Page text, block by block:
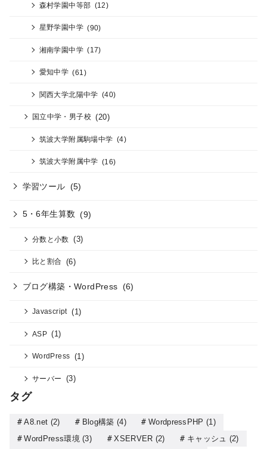
森村学園中等部 (12)
星野学園中学 (90)
湘南学園中学 (17)
愛知中学 (61)
関西大学北陽中学 (40)
国立中学・男子校 (20)
筑波大学附属駒場中学 (4)
筑波大学附属中学 (16)
学習ツール (5)
5・6年生算数 (9)
分数と小数 (3)
比と割合 (6)
ブログ構築・WordPress (6)
Javascript (1)
ASP (1)
WordPress (1)
サーバー (3)
タグ
A8.net (2) Blog構築 (4) WordpressPHP (1)
WordPress環境 (3) XSERVER (2) キャッシュ (2)